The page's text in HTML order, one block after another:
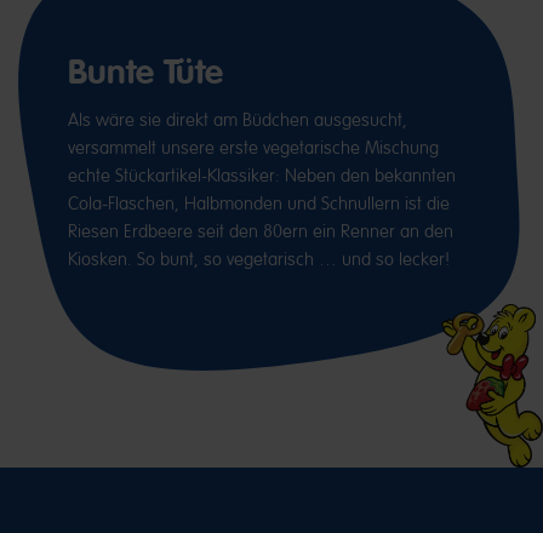
Bunte Tüte
Als wäre sie direkt am Büdchen ausgesucht,
versammelt unsere erste vegetarische Mischung
echte Stückartikel-Klassiker: Neben den bekannten
Cola-Flaschen, Halbmonden und Schnullern ist die
Riesen Erdbeere seit den 80ern ein Renner an den
Kiosken. So bunt, so vegetarisch … und so lecker!